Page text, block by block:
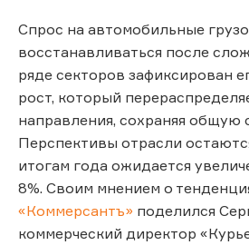
Спрос на автомобильные
восстанавливаться после
ряде секторов зафиксирован
рост, который
направления, сохраняя общую
Перспективы отрасли
итогам года ожидается
8%. Своим мнением о
«Коммерсантъ» поделился
коммерческий директор